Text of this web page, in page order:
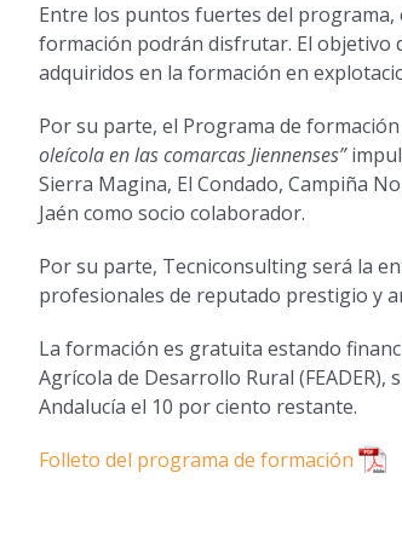
Entre los puntos fuertes del programa,
formación podrán disfrutar. El objetivo
adquiridos en la formación en
Por su parte, el Programa de
oleícola en las comarcas Jiennenses”
Sierra Magina, El Condado, Campiña
Jaén como socio colaborador.
Por su parte, Tecniconsulting será la
profesionales de reputado prestigio y
La formación es gratuita estando
Agrícola de Desarrollo Rural
Andalucía el 10 por ciento restante.
Folleto del programa de formación